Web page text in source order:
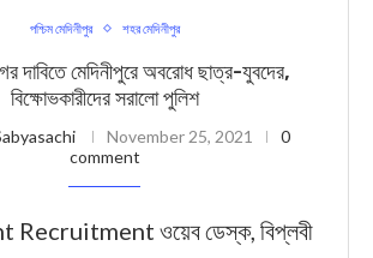
পশ্চিম মেদিনীপুর শহর মেদিনীপুর
দাবিতে মেদিনীপুরে অবরোধ ছাত্র-যুবদের,
বিক্ষোভকারীদের সরালো পুলিশ
November 25, 2021
0
comment
ওয়েব ডেস্ক, বিপ্লবী